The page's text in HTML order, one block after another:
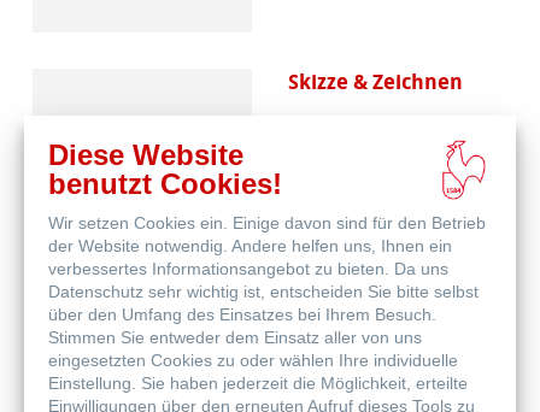
Skizze & Zeichnen
Aquarell
Diese Website
benutzt Cookies!
Wir setzen Cookies ein. Einige davon sind für den Betrieb
der Website notwendig. Andere helfen uns, Ihnen ein
verbessertes Informationsangebot zu bieten. Da uns
Datenschutz sehr wichtig ist, entscheiden Sie bitte selbst
über den Umfang des Einsatzes bei Ihrem Besuch.
Stimmen Sie entweder dem Einsatz aller von uns
eingesetzten Cookies zu oder wählen Ihre individuelle
Einstellung. Sie haben jederzeit die Möglichkeit, erteilte
Einwilligungen über den erneuten Aufruf dieses Tools zu